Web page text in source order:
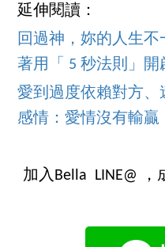
延伸閱讀：
回過神，妳的人生
著用「 5 秒法則」
愛到過度依賴對方
感情：愛情沒有輸贏
加入Bella LINE@